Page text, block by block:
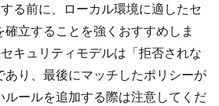
る前に、ローカル環境に適したセ
立することを強くおすすめしま
キュリティモデルは「拒否されな
あり、最後にマッチしたポリシーが
ルールを追加する際は注意してくだ